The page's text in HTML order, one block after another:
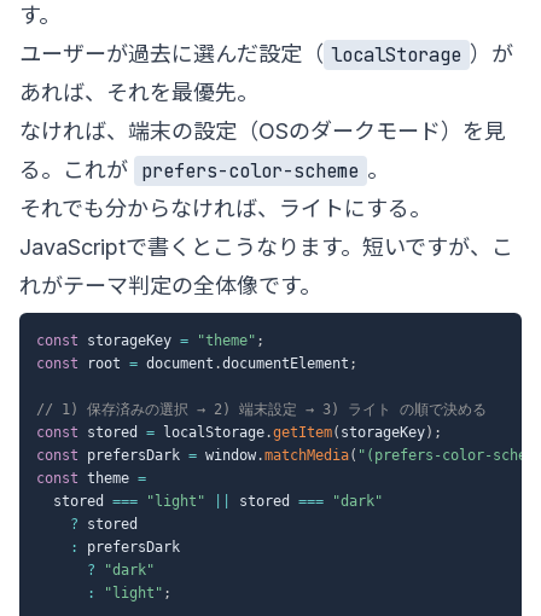
す。
ユーザーが過去に選んだ設定（ localStorage ）が
あれば、それを最優先。
なければ、端末の設定（OSのダークモード）を見
る。これが prefers-color-scheme 。
それでも分からなければ、ライトにする。
JavaScriptで書くとこうなります。短いですが、こ
れがテーマ判定の全体像です。
const storageKey = "theme" ;
const root = document .documentElement ;
// 1) 保存済みの選択 → 2) 端末設定 → 3) ライト の順で決める
const stored = localStorage.getItem( storageKey) ;
const prefersDark = window.matchMedia( "(prefers-color-
const theme =
  stored
=== "light" stored ===
"dark"
? stored
:
prefersDark
?
"dark"
:
"light" ;